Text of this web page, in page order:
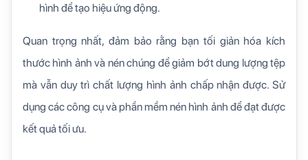
hình để tạo hiệu ứng động.
Quan trọng nhất, đảm bảo rằng bạn tối giản hóa kích
thước hình ảnh và nén chúng để giảm bớt dung lượng tệp
mà vẫn duy trì chất lượng hình ảnh chấp nhận được. Sử
dụng các công cụ và phần mềm nén hình ảnh để đạt được
kết quả tối ưu.